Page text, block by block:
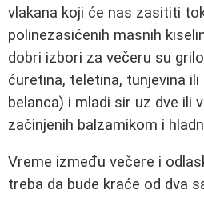
vlakana koji će nas zasititi
polinezasićenih masnih
dobri izbori za večeru su
ćuretina, teletina, tunjevina ili
belanca) i mladi sir uz dve ili
začinjenih balzamikom i
Vreme između večere i
treba da bude kraće od dva